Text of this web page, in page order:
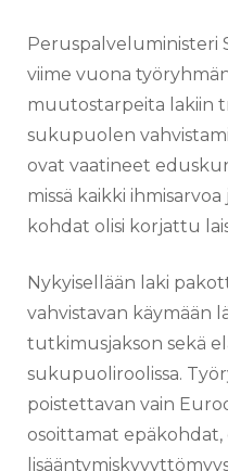
Peruspalveluministeri
viime vuona
muutostarpeita lakiin
sukupuolen
ovat vaatineet
missä kaikki
kohdat olisi korjattu
Nykyisellään laki
vahvistavan käymään
tutkimusjakson sekä
sukupuoliroolissa.
poistettavan vain
osoittamat epäkohdat,